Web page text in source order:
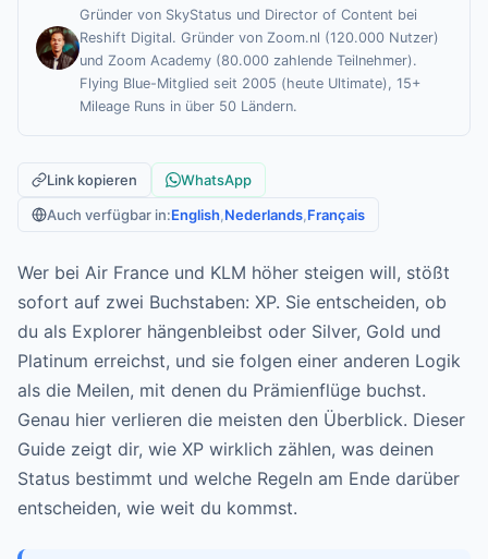
Gründer von SkyStatus und Director of Content bei
Reshift Digital. Gründer von Zoom.nl (120.000 Nutzer)
und Zoom Academy (80.000 zahlende Teilnehmer).
Flying Blue-Mitglied seit 2005 (heute Ultimate), 15+
Mileage Runs in über 50 Ländern.
Link kopieren
WhatsApp
Auch verfügbar in:English Nederlands Français
Wer bei Air France und KLM höher steigen will, stößt
sofort auf zwei Buchstaben: XP. Sie entscheiden, ob
du als Explorer hängenbleibst oder Silver, Gold und
Platinum erreichst, und sie folgen einer anderen Logik
als die Meilen, mit denen du Prämienflüge buchst.
Genau hier verlieren die meisten den Überblick. Dieser
Guide zeigt dir, wie XP wirklich zählen, was deinen
Status bestimmt und welche Regeln am Ende darüber
entscheiden, wie weit du kommst.